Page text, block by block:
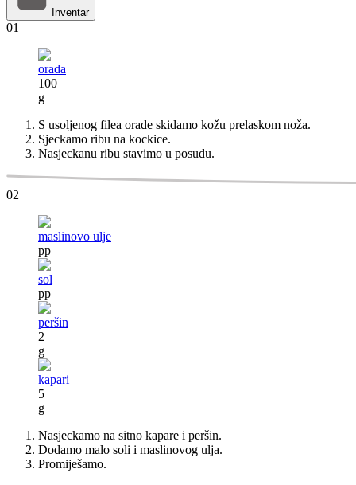
Inventar
01
orada
100
g
S usoljenog filea orade skidamo kožu prelaskom noža.
Sjeckamo ribu na kockice.
Nasjeckanu ribu stavimo u posudu.
02
maslinovo ulje
pp
sol
pp
peršin
2
g
kapari
5
g
Nasjeckamo na sitno kapare i peršin.
Dodamo malo soli i maslinovog ulja.
Promiješamo.